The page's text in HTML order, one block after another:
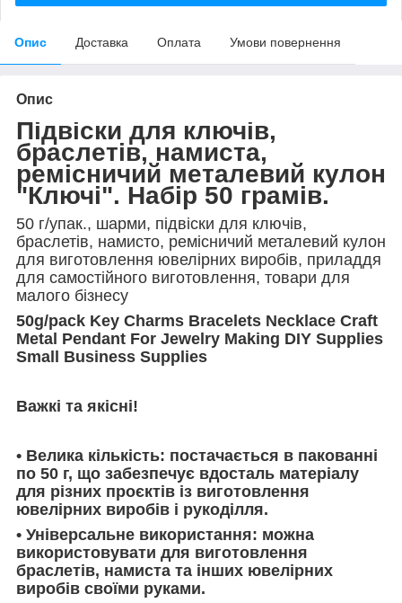
Опис Доставка Оплата Умови повернення
Опис
Підвіски для ключів,
браслетів, намиста,
ремісничий металевий кулон
"Ключі". Набір 50 грамів.
50 г/упак., шарми, підвіски для ключів,
браслетів, намисто, ремісничий металевий кулон
для виготовлення ювелірних виробів, приладдя
для самостійного виготовлення, товари для
малого бізнесу
50g/pack Key Charms Bracelets Necklace Craft
Metal Pendant For Jewelry Making DIY Supplies
Small Business Supplies
Важкі та якісні!
• Велика кількість: постачається в пакованні
по 50 г, що забезпечує вдосталь матеріалу
для різних проєктів із виготовлення
ювелірних виробів і рукоділля.
• Універсальне використання: можна
використовувати для виготовлення
браслетів, намиста та інших ювелірних
виробів своїми руками.